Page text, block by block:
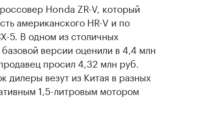
Honda ZR-V, который
американского HR-V и по
5. В одном из столичных
версии оценили в 4,4 млн
просил 4,32 млн руб.
дилеры везут из Китая в разных
1,5-литровым мотором